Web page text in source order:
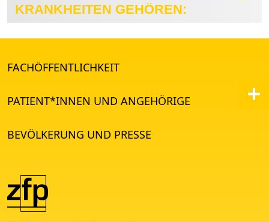
KRANKHEITEN GEHÖREN:
FACHÖFFENTLICHKEIT
PATIENT*INNEN UND ANGEHÖRIGE
BEVÖLKERUNG UND PRESSE